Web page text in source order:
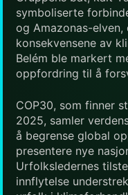
symboliserte
og Amazonas-
konsekvensene av
Belém ble markert
oppfordring til å
COP30, som finner
2025, samler
å begrense global
presentere nye
Urfolksledernes
innflytelse